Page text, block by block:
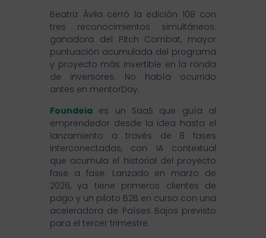
Beatriz Ávila cerró la edición 108 con
tres reconocimientos simultáneos:
ganadora del Pitch Combat, mayor
puntuación acumulada del programa
y proyecto más invertible en la ronda
de inversores. No había ocurrido
antes en mentorDay.
Foundeia es un SaaS que guía al
emprendedor desde la idea hasta el
lanzamiento a través de 8 fases
interconectadas, con IA contextual
que acumula el historial del proyecto
fase a fase. Lanzado en marzo de
2026, ya tiene primeros clientes de
pago y un piloto B2B en curso con una
aceleradora de Países Bajos previsto
para el tercer trimestre.